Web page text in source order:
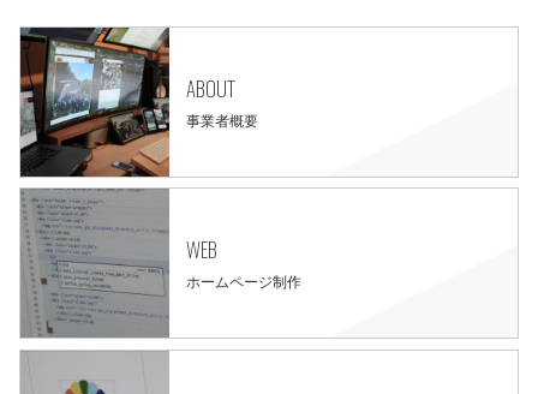
ABOUT
事業者概要
WEB
ホームページ制作